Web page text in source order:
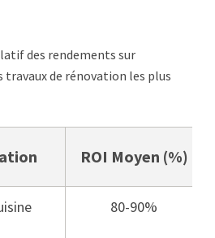
des rendements sur
travaux de rénovation les plus
ROI Moyen (%)
80-90%